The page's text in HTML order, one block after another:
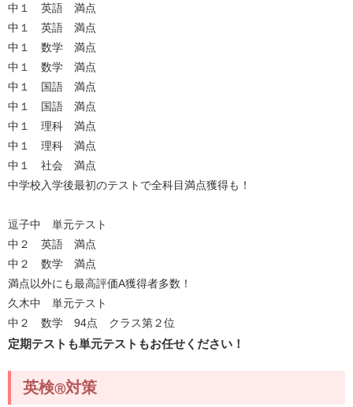
中１ 英語 満点
中１ 英語 満点
中１ 数学 満点
中１ 数学 満点
中１ 国語 満点
中１ 国語 満点
中１ 理科 満点
中１ 理科 満点
中１ 社会 満点
中学校入学後最初のテストで全科目満点獲得も！
逗子中 単元テスト
中２ 英語 満点
中２ 数学 満点
満点以外にも最高評価A獲得者多数！
久木中 単元テスト
中２ 数学 94点 クラス第２位
定期テストも単元テストもお任せください！
英検Ⓡ対策